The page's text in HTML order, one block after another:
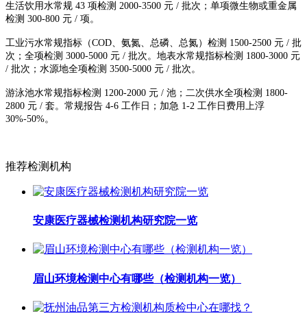
生活饮用水常规 43 项检测 2000-3500 元 / 批次；单项微生物或重金属
检测 300-800 元 / 项。
工业污水常规指标（COD、氨氮、总磷、总氮）检测 1500-2500 元 / 批
次；全项检测 3000-5000 元 / 批次。地表水常规指标检测 1800-3000 元
/ 批次；水源地全项检测 3500-5000 元 / 批次。
游泳池水常规指标检测 1200-2000 元 / 池；二次供水全项检测 1800-
2800 元 / 套。常规报告 4-6 工作日；加急 1-2 工作日费用上浮
30%-50%。
推荐检测机构
安康医疗器械检测机构研究院一览
眉山环境检测中心有哪些（检测机构一览）